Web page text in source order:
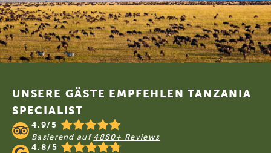
Footer
UNSERE GÄSTE EMPFEHLEN TANZANIA
SPECIALIST
4.9/5
Basierend auf 4880+ Reviews
4.8/5